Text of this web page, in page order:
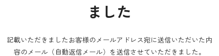
ました
記載いただきましたお客様のメールアドレス宛に送信いただいた内
容のメール（自動返信メール）を送信させていただきました。